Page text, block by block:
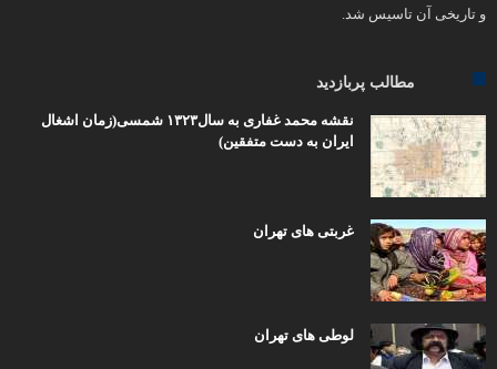
و تاریخی آن تاسیس شد.
مطالب پربازدید
نقشه محمد غفاری به سال۱۳۲۳ شمسی(زمان اشغال
ایران به دست متفقین)
غربتی های تهران
لوطی های تهران